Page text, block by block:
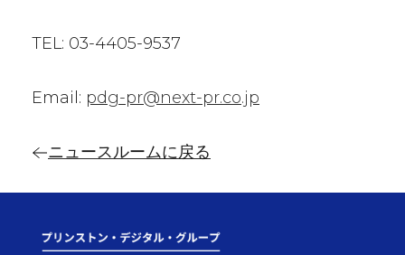
TEL: 03-4405-9537
Email: pdg-pr@next-pr.co.jp
ニュースルームに戻る